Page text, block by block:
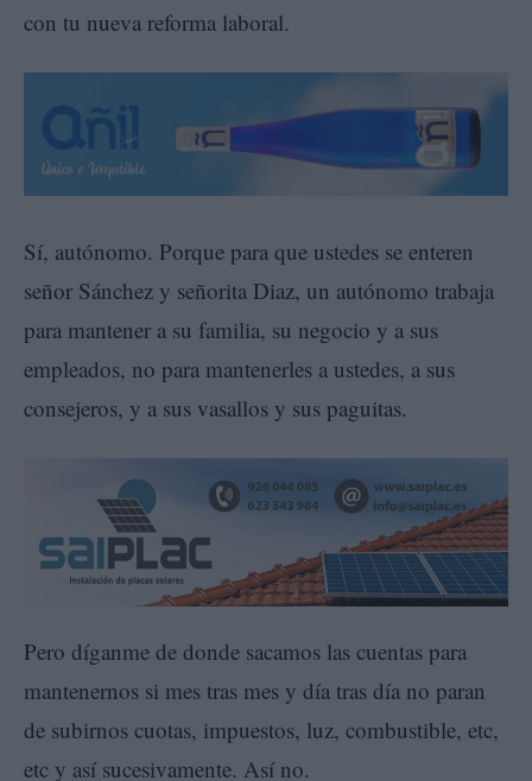
con tu nueva reforma laboral.
Sí, autónomo. Porque para que ustedes se enteren
señor Sánchez y señorita Diaz, un autónomo trabaja
para mantener a su familia, su negocio y a sus
empleados, no para mantenerles a ustedes, a sus
consejeros, y a sus vasallos y sus paguitas.
Pero díganme de donde sacamos las cuentas para
mantenernos si mes tras mes y día tras día no paran
de subirnos cuotas, impuestos, luz, combustible, etc,
etc y así sucesivamente. Así no.